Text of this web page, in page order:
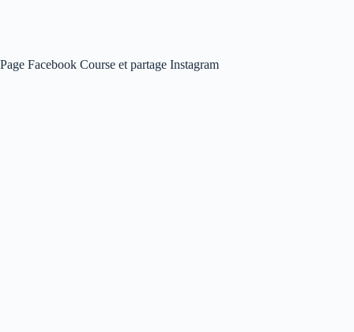
Page Facebook Course et partage Instagram